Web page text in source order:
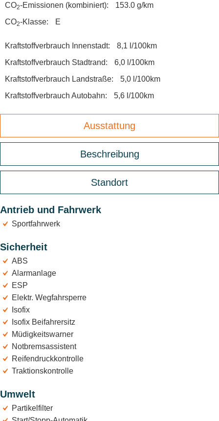
CO2-Emissionen (kombiniert):
153.0 g/km
CO2-Klasse: E
Kraftstoffverbrauch Innenstadt:
8,1 l/100km
Kraftstoffverbrauch Stadtrand:
6,0 l/100km
Kraftstoffverbrauch Landstraße:
5,0 l/100km
Kraftstoffverbrauch Autobahn:
5,6 l/100km
Ausstattung
Beschreibung
Standort
Antrieb und Fahrwerk
Sportfahrwerk
Sicherheit
ABS
Alarmanlage
ESP
Elektr. Wegfahrsperre
Isofix
Isofix Beifahrersitz
Müdigkeitswarner
Notbremsassistent
Reifendruckkontrolle
Traktionskontrolle
Umwelt
Partikelfilter